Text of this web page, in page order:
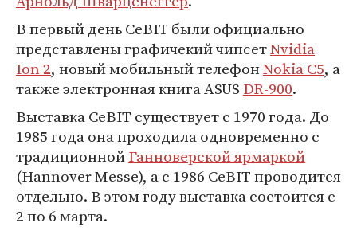
В первый день CeBIT были официально
представлены графичекий чипсетNvidia
Ion 2, новый мобильный телефонNokia C5, а
также электронная книга ASUS DR-900.
Выставка CeBIT существует с 1970 года. До
1985 года она проходила одновременно с
традиционнойГанноверской ярмаркой
(Hannover Messe), а с 1986 CeBIT проводится
отдельно. В этом году выставка состоится с
2 по 6 марта.